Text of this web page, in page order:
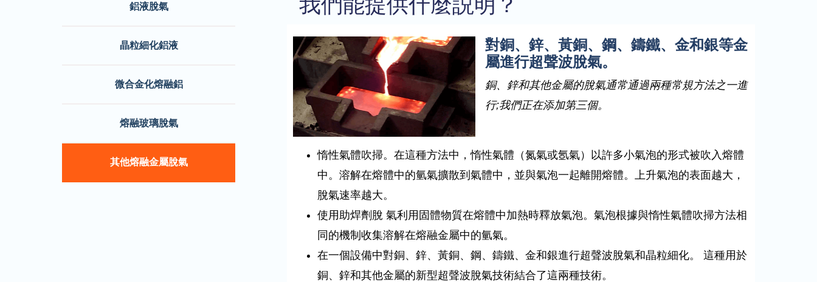
鋁液脫氣
晶粒細化鋁液
微合金化熔融鋁
熔融玻璃脫氣
其他熔融金屬脫氣
對銅、鋅、黃銅、鋼、鑄鐵、金和銀等金
屬進行超聲波脫氣。
銅、鋅和其他金屬的脫氣通常通過兩種常規方法之一進
行;我們正在添加第三個。
惰性氣體吹掃。在這種方法中，惰性氣體（氮氣或氬氣）以許多小氣泡的形式被吹入熔體
中。溶解在熔體中的氫氣擴散到氣體中，並與氣泡一起離開熔體。上升氣泡的表面越大，
脫氣速率越大。
使用助焊劑脫 氣利用固體物質在熔體中加熱時釋放氣泡。氣泡根據與惰性氣體吹掃方法相
同的機制收集溶解在熔融金屬中的氫氣。
在一個設備中對銅、鋅、黃銅、鋼、鑄鐵、金和銀進行超聲波脫氣和晶粒細化。 這種用於
銅、鋅和其他金屬的新型超聲波脫氣技術結合了這兩種技術。